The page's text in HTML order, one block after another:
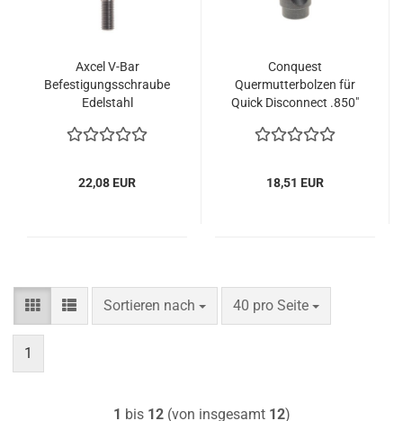
Axcel V-Bar
Befestigungsschraube
Edelstahl
22,08 EUR
Conquest
Quermutterbolzen für
Quick Disconnect .850"
18,51 EUR
Sortieren nach
Sortieren nach 40 pro Seite
pro Seite
1
1 bis 12(von insgesamt 12)